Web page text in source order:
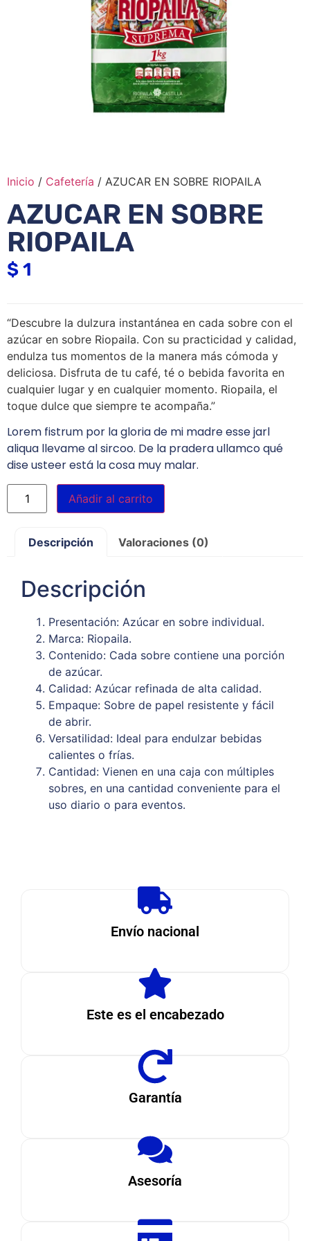
Inicio / Cafetería / AZUCAR EN SOBRE RIOPAILA
AZUCAR EN SOBRE
RIOPAILA
$ 1
“Descubre la dulzura instantánea en cada sobre con el
azúcar en sobre Riopaila. Con su practicidad y calidad,
endulza tus momentos de la manera más cómoda y
deliciosa. Disfruta de tu café, té o bebida favorita en
cualquier lugar y en cualquier momento. Riopaila, el
toque dulce que siempre te acompaña.”
Lorem fistrum por la gloria de mi madre esse jarl
aliqua llevame al sircoo. De la pradera ullamco qué
dise usteer está la cosa muy malar.
Añadir al carrito
Descripción Valoraciones (0)
Descripción
Presentación: Azúcar en sobre individual.
Marca: Riopaila.
Contenido: Cada sobre contiene una porción
de azúcar.
Calidad: Azúcar refinada de alta calidad.
Empaque: Sobre de papel resistente y fácil
de abrir.
Versatilidad: Ideal para endulzar bebidas
calientes o frías.
Cantidad: Vienen en una caja con múltiples
sobres, en una cantidad conveniente para el
uso diario o para eventos.
Envío nacional
Este es el encabezado
Garantía
Asesoría